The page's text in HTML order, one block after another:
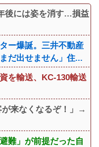
後には姿を消す…損益
ー爆誕。三井不動産
だ出せません」住...
を輸送、KC-130輸送
が来なくなるぞ！」→
難」が前提だった自